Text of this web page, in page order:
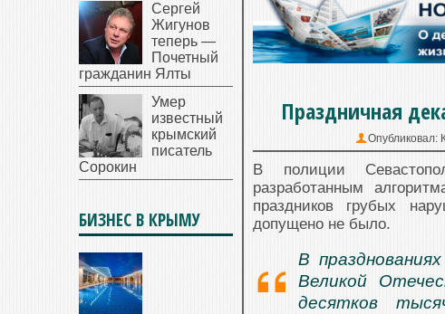
Праздничная
Опубликовал:
В полиции
разработанным
праздников грубых
допущено не было.
В
Великой
десятков
Сергей
Жигунов
теперь —
Почетный
гражданин Ялты
Умер
известный
крымский
писатель
Сорокин
БИЗНЕС В КРЫМУ